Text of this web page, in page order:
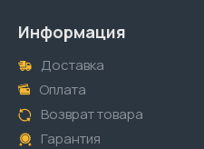
Информация
Доставка
Оплата
Возврат товара
Гарантия